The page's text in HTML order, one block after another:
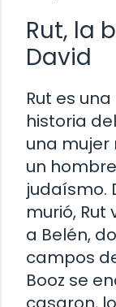
Rut, la
David
Rut es
historia
una mujer
un
judaísmo.
murió, Rut
a Belén,
campos
Booz se